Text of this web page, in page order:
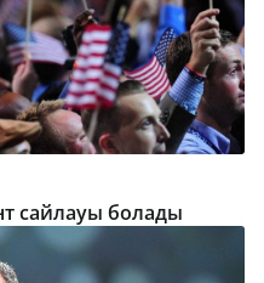
сайлауы болады